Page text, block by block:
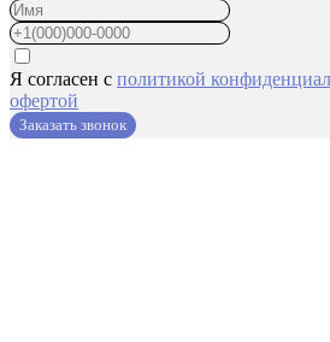
Я согласен с политикой
офертой
Заказать звонок